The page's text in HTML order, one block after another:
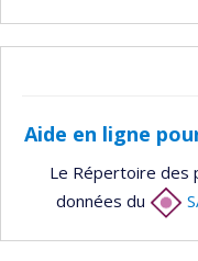
Aide en ligne
Le Répertoire des
données du